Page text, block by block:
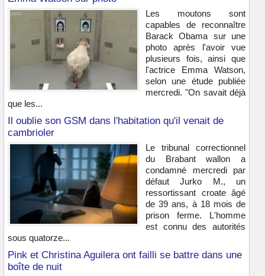
Les moutons sont
capables de reconnaître
Barack Obama sur une
photo après l'avoir vue
plusieurs fois, ainsi que
l'actrice Emma Watson,
selon une étude publiée
mercredi. "On savait déjà
que les...
Il oublie son GSM dans l'habitation qu'il venait de
cambrioler
Le tribunal correctionnel
du Brabant wallon a
condamné mercredi par
défaut Jurko M., un
ressortissant croate âgé
de 39 ans, à 18 mois de
prison ferme. L'homme
est connu des autorités
sous quatorze...
Pink et Christina Aguilera ont failli se battre dans une
boîte de nuit